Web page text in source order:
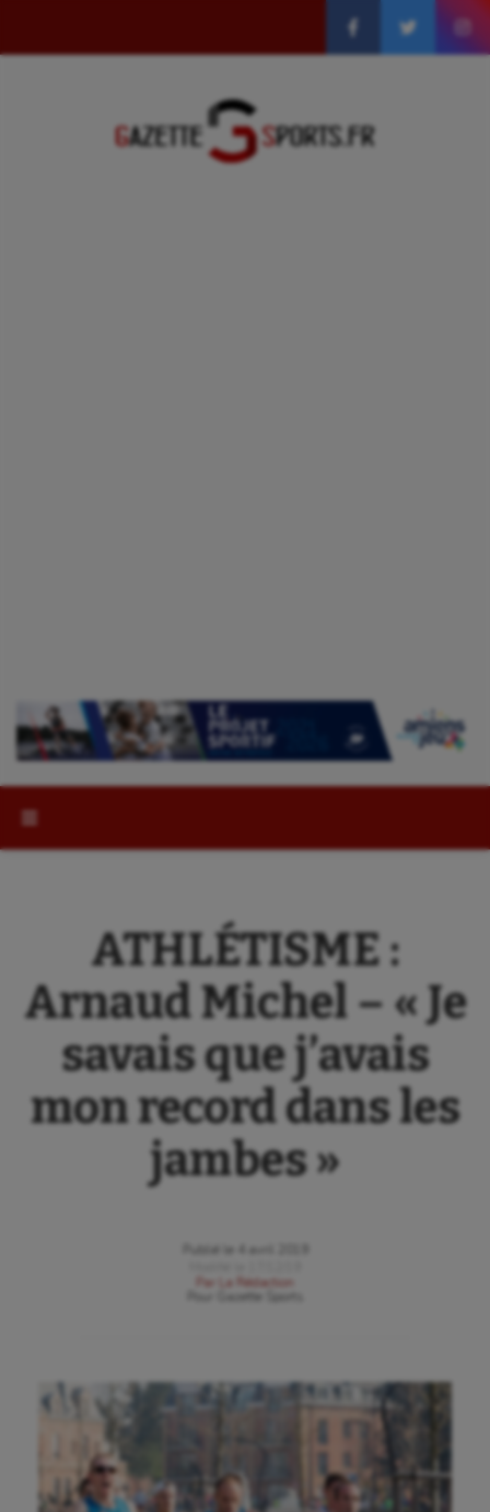
ATHLÉTISME :
Arnaud Michel – « Je
savais que j’avais
mon record dans les
jambes »
Publié le
4 avril 2019
Par
La Rédaction
Gazette Sports